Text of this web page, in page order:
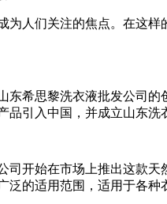
人们关注的焦点。在这样
希思黎洗衣液批发公司的
品引入中国，并成立山东洗
开始在市场上推出这款天
泛的适用范围，适用于各种